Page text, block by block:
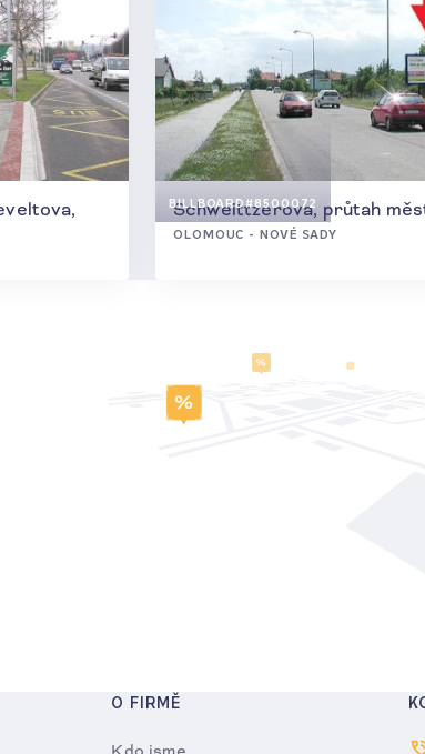
BILLBOARD#8500072
Schweittzerova, průtah
OLOMOUC - NOVÉ SADY
O FIRMĚ